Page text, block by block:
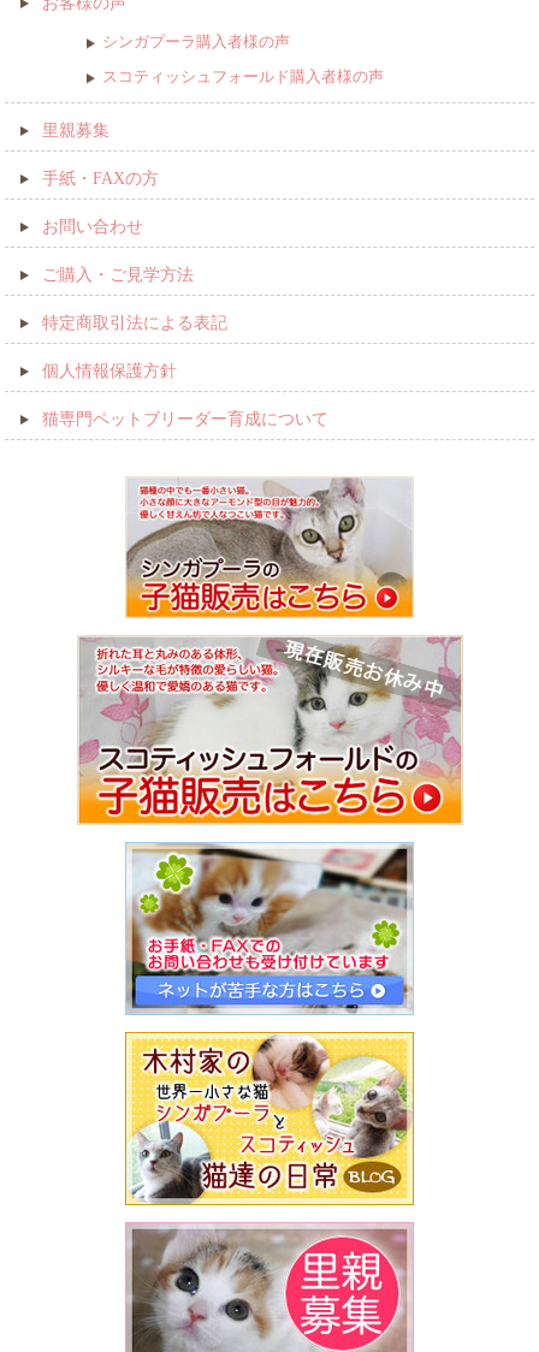
シンガプーラ購入者様の声
スコティッシュフォールド購入者様の声
里親募集
手紙・FAXの方
お問い合わせ
ご購入・ご見学方法
特定商取引法による表記
個人情報保護方針
猫専門ペットブリーダー育成について